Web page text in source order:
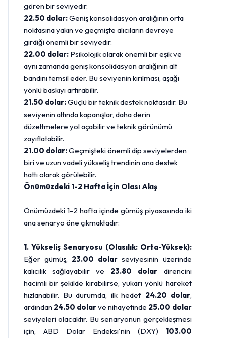
gören bir seviyedir.
22.50 dolar:Geniş konsolidasyon aralığının orta
noktasına yakın ve geçmişte alıcıların devreye
girdiği önemli bir seviyedir.
22.00 dolar: Psikolojik olarak önemli bir eşik ve
aynı zamanda geniş konsolidasyon aralığının alt
bandını temsil eder. Bu seviyenin kırılması, aşağı
yönlü baskıyı artırabilir.
21.50 dolar:Güçlü bir teknik destek noktasıdır. Bu
seviyenin altında kapanışlar, daha derin
düzeltmelere yol açabilir ve teknik görünümü
zayıflatabilir.
21.00 dolar:Geçmişteki önemli dip seviyelerden
biri ve uzun vadeli yükseliş trendinin ana destek
hattı olarak görülebilir.
Önümüzdeki 1-2 Hafta İçin Olası Akış
Önümüzdeki 1-2 hafta içinde gümüş piyasasında iki
ana senaryo öne çıkmaktadır:
1. Yükseliş Senaryosu (Olasılık: Orta-Yüksek):
Eğer gümüş, 23.00 dolar seviyesinin üzerinde
kalıcılık sağlayabilir ve 23.80 dolar direncini
hacimli bir şekilde kırabilirse, yukarı yönlü hareket
hızlanabilir. Bu durumda, ilk hedef 24.20 dolar,
ardından 24.50 dolarve nihayetinde 25.00 dolar
seviyeleri olacaktır. Bu senaryonun gerçekleşmesi
için, ABD Dolar Endeksi'nin (DXY) 103.00